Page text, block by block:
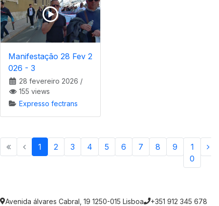
Manifestação 28 Fev 2
026 - 3
28 fevereiro 2026 /
155 views
Expresso fectrans
1 2 3 4 5 6 7 8 9
1
0
Avenida álvares Cabral, 19 1250-015 Lisboa +351 912 345 678